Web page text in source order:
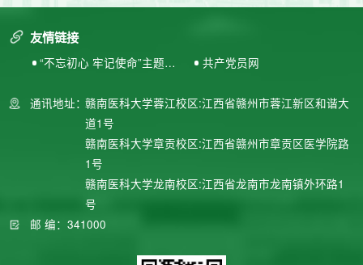
友情链接
“不忘初心 牢记使命”主题教
共产党员网
通讯地址：赣南医科大学蓉江校区:江西省赣州市蓉江新区和谐大
道1号
赣南医科大学章贡校区:江西省赣州市章贡区医学院路
1号
赣南医科大学龙南校区:江西省龙南市龙南镇外环路1
号
邮 编：341000